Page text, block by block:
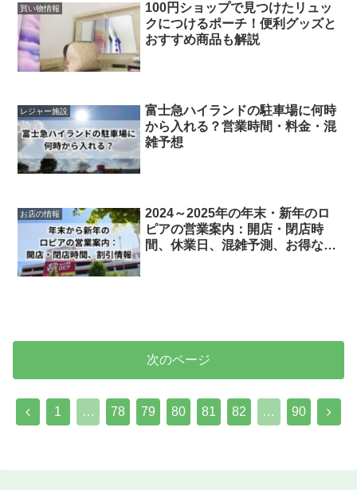
買い物情報
100円ショップで見つけたリュッ
クにつけるポーチ！便利グッズと
おすすめ商品も解説
レジャー施設
富士急ハイランドの駐車場に何時
から入れる？営業時間・料金・混
雑予想
お店の情報
2024～2025年の年末・新年のロ
ピアの営業案内：開店・閉店時
間、休業日、混雑予測、お得な割
次のページ
前
1 … 78 79 80 81 82 … 90
次